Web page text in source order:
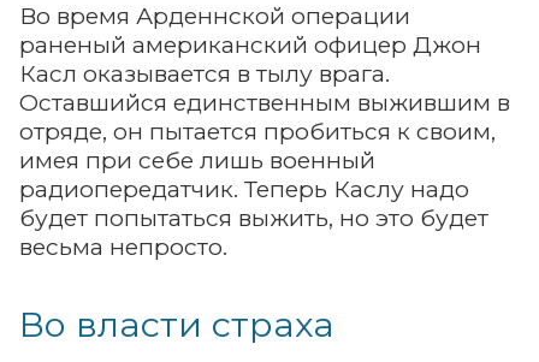
Во время Арденнской операции
раненый американский офицер Джон
Касл оказывается в тылу врага.
Оставшийся единственным выжившим в
отряде, он пытается пробиться к своим,
имея при себе лишь военный
радиопередатчик. Теперь Каслу надо
будет попытаться выжить, но это будет
весьма непросто.
Во власти страха